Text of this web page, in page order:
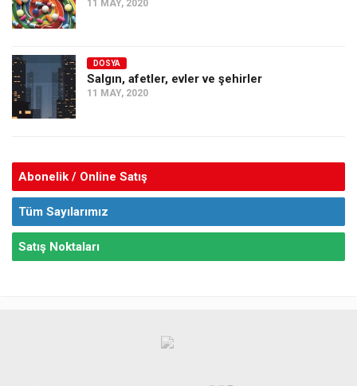
11 MAY, 2020
DOSYA
Salgın, afetler, evler ve şehirler
11 MAY, 2020
Abonelik / Online Satış
Tüm Sayılarımız
Satış Noktaları